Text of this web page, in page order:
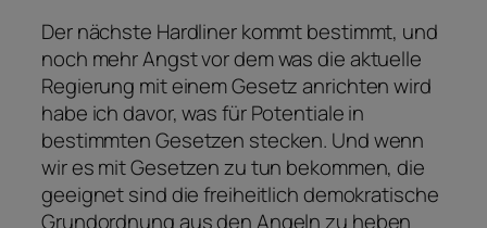
Der nächste Hardliner kommt bestimmt, und
noch mehr Angst vor dem was die aktuelle
Regierung mit einem Gesetz anrichten wird
habe ich davor, was für Potentiale in
bestimmten Gesetzen stecken. Und wenn
wir es mit Gesetzen zu tun bekommen, die
geeignet sind die freiheitlich demokratische
Grundordnung aus den Angeln zu heben